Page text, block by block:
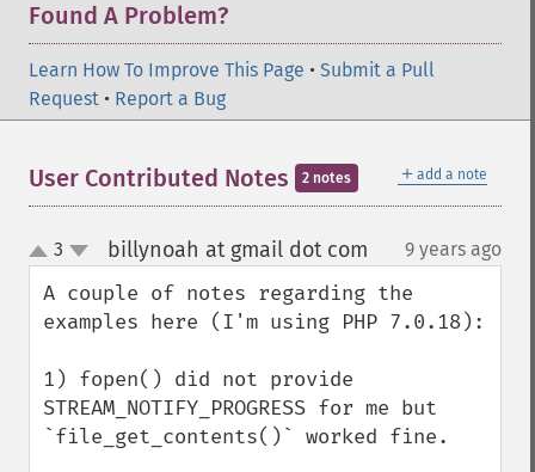
Found A Problem?
Learn How To Improve This Page • Submit a Pull
Request • Report a Bug
＋ add a note
User Contributed Notes 2 notes
up
down
3 billynoah at gmail dot com 9 years ago
A couple of notes regarding the
examples here (I'm using PHP 7.0.18):
1) fopen() did not provide
STREAM_NOTIFY_PROGRESS for me but
`file_get_contents()` worked fine.